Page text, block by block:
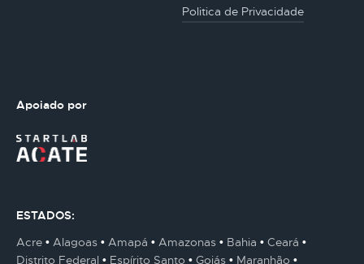
Politica de Privacidade
Apoiado por
ESTADOS:
Acre
Alagoas Amapá Amazonas Bahia
Ceará
Distrito Federal
Espírito Santo Goiás Maranhão